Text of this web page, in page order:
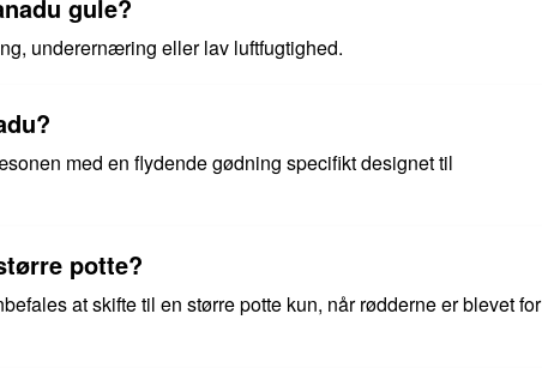
gule?
underernæring eller lav luftfugtighed.
med en flydende gødning specifikt designet til
potte?
at skifte til en større potte kun, når rødderne er blevet for